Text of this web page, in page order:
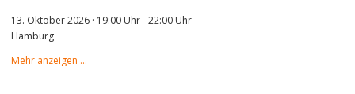
13. Oktober 2026 · 19:00 Uhr-22:00 Uhr
Hamburg
Mehr anzeigen …